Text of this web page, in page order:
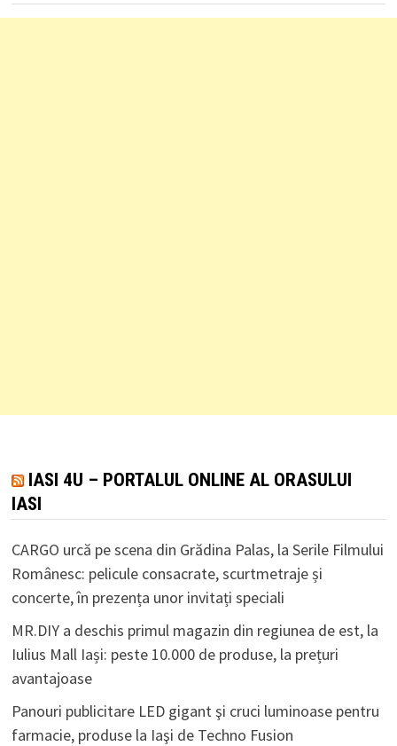
IASI 4U – PORTALUL ONLINE AL ORASULUI
IASI
CARGO urcă pe scena din Grădina Palas, la Serile Filmului
Românesc: pelicule consacrate, scurtmetraje și
concerte, în prezența unor invitați speciali
MR.DIY a deschis primul magazin din regiunea de est, la
Iulius Mall Iași: peste 10.000 de produse, la prețuri
avantajoase
Panouri publicitare LED gigant şi cruci luminoase pentru
farmacie, produse la Iaşi de Techno Fusion